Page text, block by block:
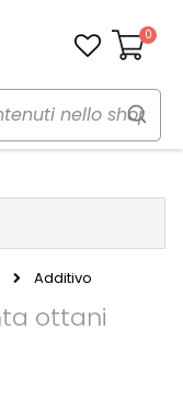
Carrello
0
Additivo
ottani